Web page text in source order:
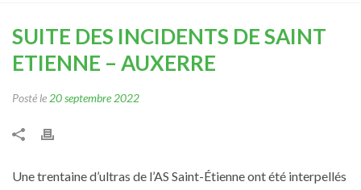
SUITE DES INCIDENTS DE SAINT
ETIENNE – AUXERRE
Posté le 20 septembre 2022
Une trentaine d’ultras de l’AS Saint-Étienne ont été interpellés